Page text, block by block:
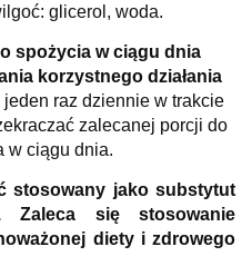
glicerol, woda.
spożycia w ciągu dnia
korzystnego działania
jeden raz dziennie w trakcie
zalecanej porcji do
w ciągu dnia.
stosowany jako substytut
Zaleca się stosowanie
diety i zdrowego